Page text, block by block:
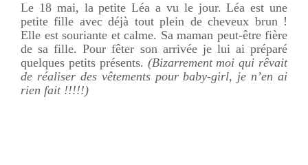
Le 18 mai, la petiteLéa a vu le jour.Léa est une
petite fille avec déjà tout plein de cheveux brun !
Elle est souriante et calme. Sa maman peut-être fière
de sa fille. Pour fêter son arrivée je lui ai préparé
quelques petits présents. (Bizarrement moi qui rêvait
de réaliser des vêtements pourbaby-girl, je n’en ai
rien fait !!!!!)